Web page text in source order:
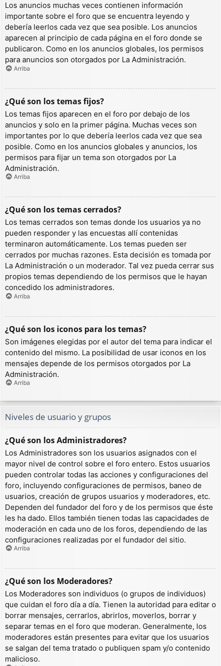
Los anuncios muchas veces contienen información
importante sobre el foro que se encuentra leyendo y
debería leerlos cada vez que sea posible. Los anuncios
aparecen al principio de cada página en el foro donde se
publicaron. Como en los anuncios globales, los permisos
para anuncios son otorgados por La Administración.
Arriba
¿Qué son los temas fijos?
Los temas fijos aparecen en el foro por debajo de los
anuncios y solo en la primer página. Muchas veces son
importantes por lo que debería leerlos cada vez que sea
posible. Como en los anuncios globales y anuncios, los
permisos para fijar un tema son otorgados por La
Administración.
Arriba
¿Qué son los temas cerrados?
Los temas cerrados son temas donde los usuarios ya no
pueden responder y las encuestas allí contenidas
terminaron automáticamente. Los temas pueden ser
cerrados por muchas razones. Esta decisión es tomada por
La Administración o un moderador. Tal vez pueda cerrar sus
propios temas dependiendo de los permisos que le hayan
concedido los administradores.
Arriba
¿Qué son los iconos para los temas?
Son imágenes elegidas por el autor del tema para indicar el
contenido del mismo. La posibilidad de usar iconos en los
mensajes depende de los permisos otorgados por La
Administración.
Arriba
Niveles de usuario y grupos
¿Qué son los Administradores?
Los Administradores son los usuarios asignados con el
mayor nivel de control sobre el foro entero. Estos usuarios
pueden controlar todas las acciones y configuraciones del
foro, incluyendo configuraciones de permisos, baneo de
usuarios, creación de grupos usuarios y moderadores, etc.
Dependen del fundador del foro y de los permisos que éste
les ha dado. Ellos también tienen todas las capacidades de
moderación en cada uno de los foros, dependiendo de las
configuraciones realizadas por el fundador del sitio.
Arriba
¿Qué son los Moderadores?
Los Moderadores son individuos (o grupos de individuos)
que cuidan el foro día a día. Tienen la autoridad para editar o
borrar mensajes, cerrarlos, abrirlos, moverlos, borrar y
separar temas en el foro que moderan. Generalmente, los
moderadores están presentes para evitar que los usuarios
se salgan del tema tratado o publiquen spam y/o contenido
malicioso.